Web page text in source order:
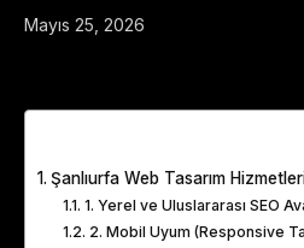
Mayıs 25, 2026
Şanlıurfa Web Tasarım
1. Yerel ve Uluslararası SEO
2. Mobil Uyum (Responsive